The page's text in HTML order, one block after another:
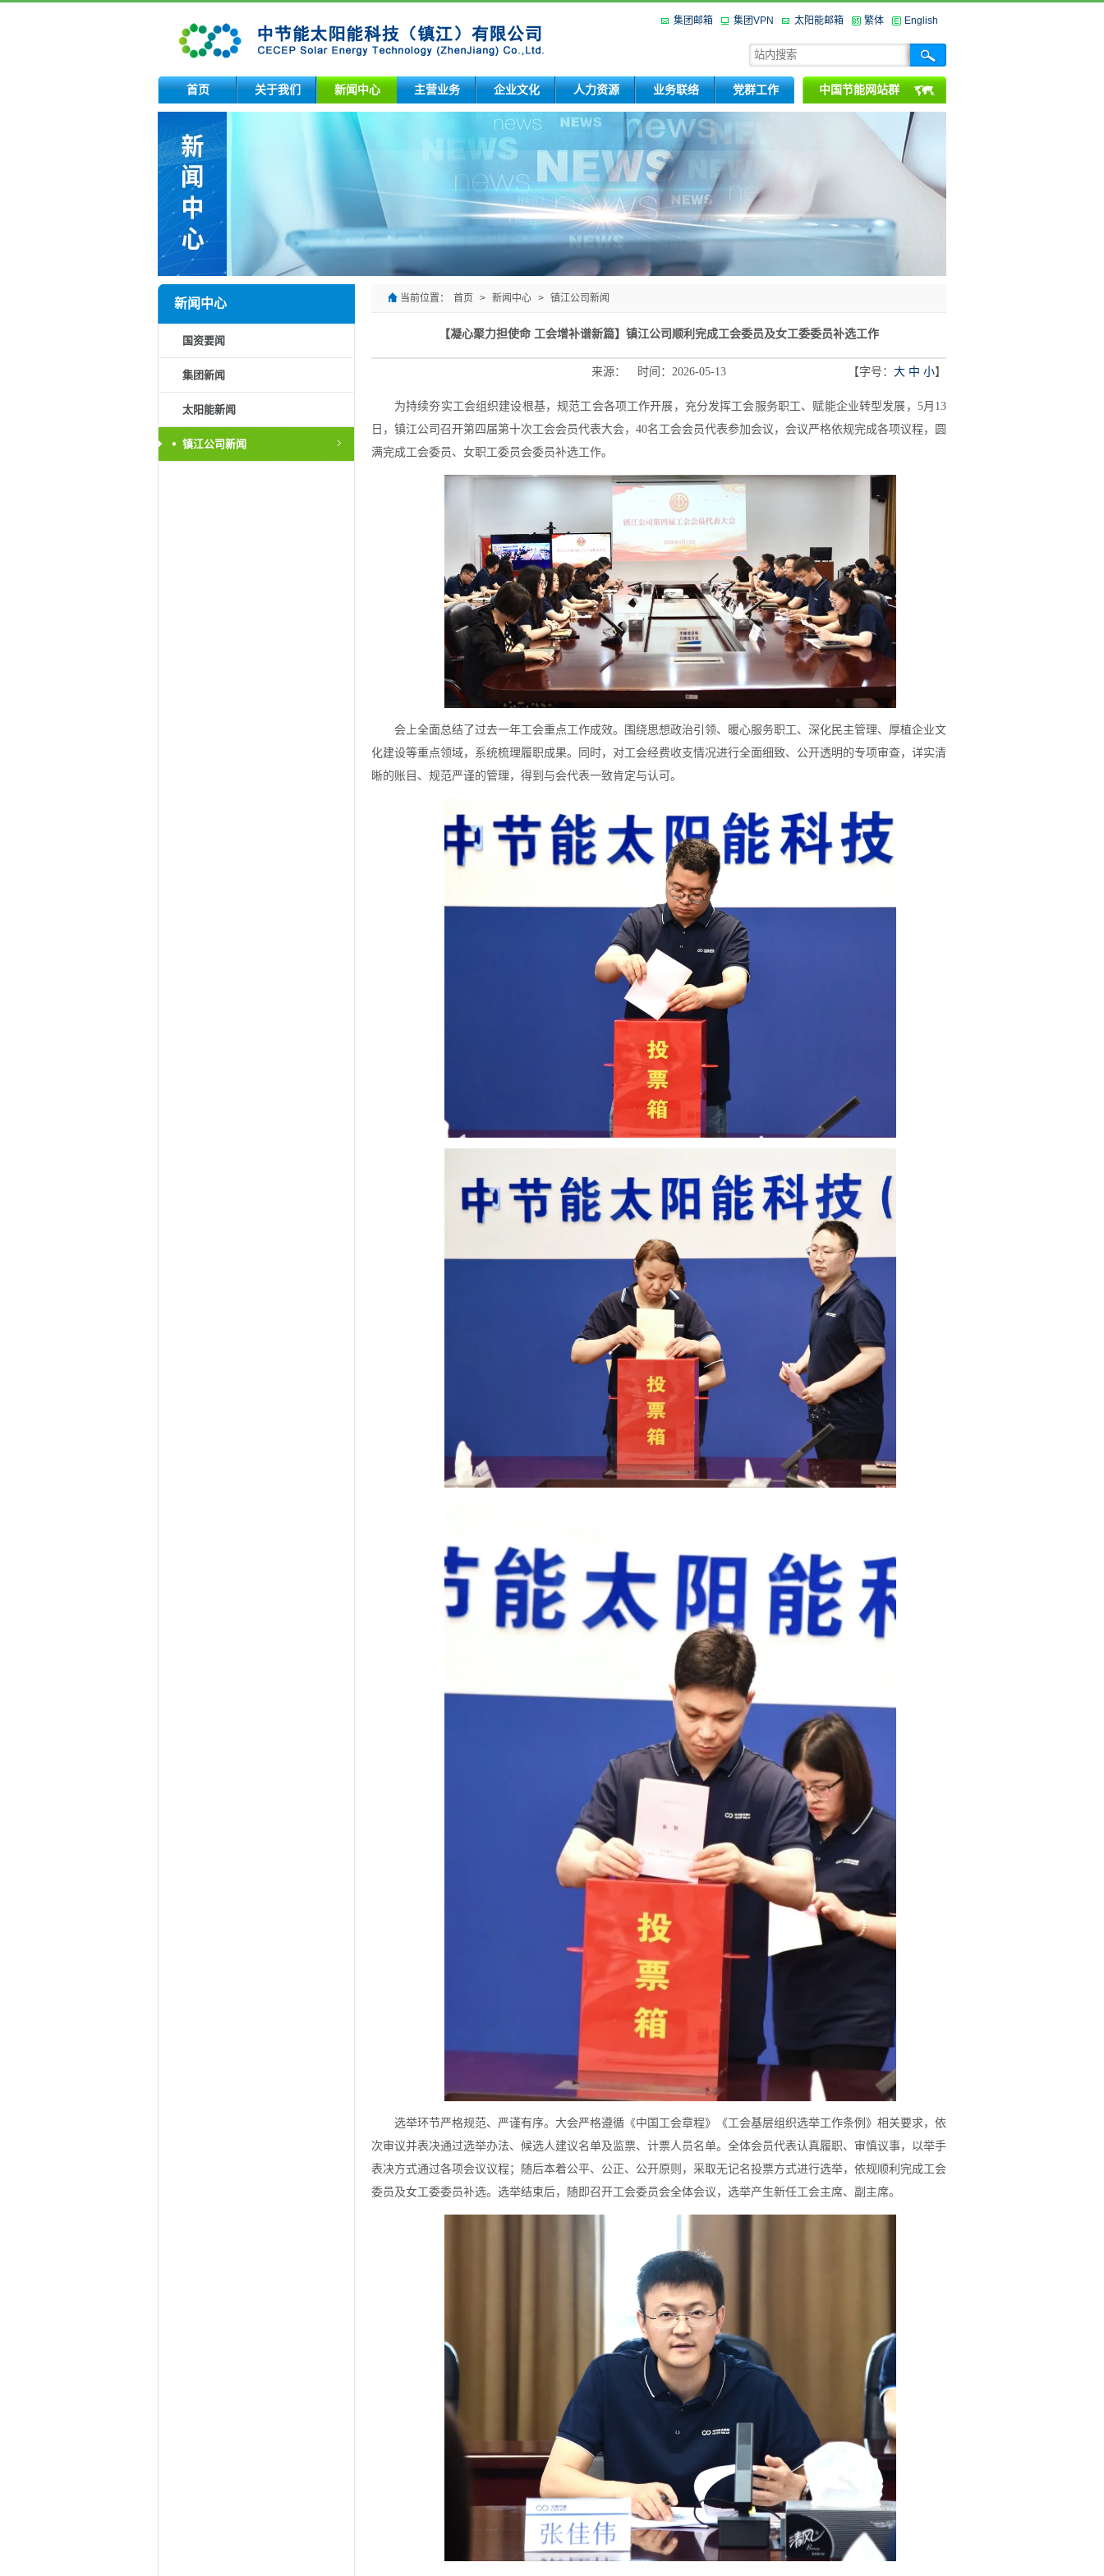
集团邮箱 集团VPN 太阳能邮箱 繁体 English
首页 关于我们 新闻中心 主营业务 企业文化 人力资源 业务联络 党群工作 中国节能网站群
新闻中心
国资要闻
集团新闻
太阳能新闻
镇江公司新闻
当前位置： 首页 > 新闻中心 > 镇江公司新闻
【凝心聚力担使命 工会增补谱新篇】镇江公司顺利完成工会委员及女工委委员补选工作
来源： 时间：2026-05-13 【字号： 大 中 小】
为持续夯实工会组织建设根基，规范工会各项工作开展，充分发挥工会服务职工、赋能企业转型发展，5月13
日，镇江公司召开第四届第十次工会会员代表大会，40名工会会员代表参加会议，会议严格依规完成各项议程，圆
满完成工会委员、女职工委员会委员补选工作。
会上全面总结了过去一年工会重点工作成效。围绕思想政治引领、暖心服务职工、深化民主管理、厚植企业文
化建设等重点领域，系统梳理履职成果。同时，对工会经费收支情况进行全面细致、公开透明的专项审查，详实清
晰的账目、规范严谨的管理，得到与会代表一致肯定与认可。
选举环节严格规范、严谨有序。大会严格遵循《中国工会章程》《工会基层组织选举工作条例》相关要求，依
次审议并表决通过选举办法、候选人建议名单及监票、计票人员名单。全体会员代表认真履职、审慎议事，以举手
表决方式通过各项会议议程；随后本着公平、公正、公开原则，采取无记名投票方式进行选举，依规顺利完成工会
委员及女工委委员补选。选举结束后，随即召开工会委员会全体会议，选举产生新任工会主席、副主席。